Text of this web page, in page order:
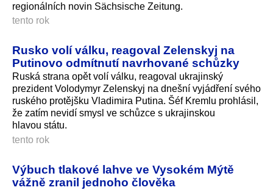
regionálních novin Sächsische Zeitung.
tento rok
Rusko volí válku, reagoval Zelenskyj na
Putinovo odmítnutí navrhované schůzky
Ruská strana opět volí válku, reagoval ukrajinský
prezident Volodymyr Zelenskyj na dnešní vyjádření svého
ruského protějšku Vladimira Putina. Šéf Kremlu prohlásil,
že zatím nevidí smysl ve schůzce s ukrajinskou
hlavou státu.
tento rok
Výbuch tlakové lahve ve Vysokém Mýtě
vážně zranil jednoho člověka